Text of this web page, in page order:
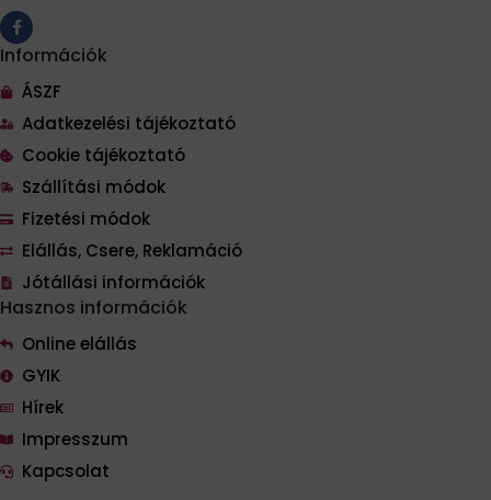
Információk
ÁSZF
Adatkezelési tájékoztató
Cookie tájékoztató
Szállítási módok
Fizetési módok
Elállás, Csere, Reklamáció
Jótállási információk
Hasznos információk
Online elállás
GYIK
Hírek
Impresszum
Kapcsolat